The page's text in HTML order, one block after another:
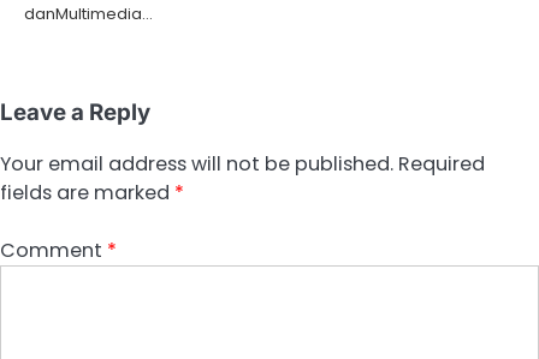
danMultimedia…
Leave a Reply
Your email address will not be published. Required
fields are marked *
Comment *